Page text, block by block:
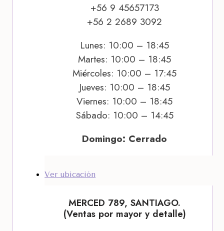
+56 9 45657173
+56 2 2689 3092
Lunes: 10:00 – 18:45
Martes: 10:00 – 18:45
Miércoles: 10:00 – 17:45
Jueves: 10:00 – 18:45
Viernes: 10:00 – 18:45
Sábado: 10:00 – 14:45
Domingo: Cerrado
Ver ubicación
MERCED 789, SANTIAGO.
(Ventas por mayor y detalle)